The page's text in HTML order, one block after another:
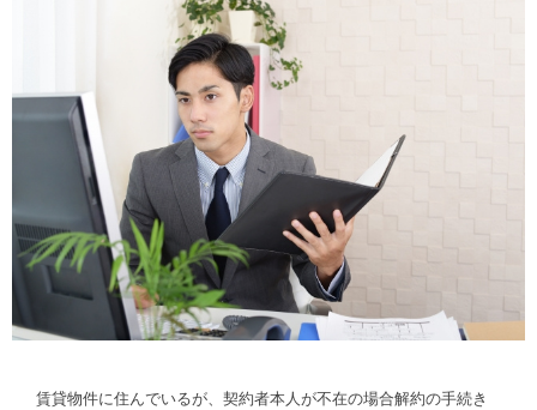
賃貸物件に住んでいるが、契約者本人が不在の場合解約の手続き